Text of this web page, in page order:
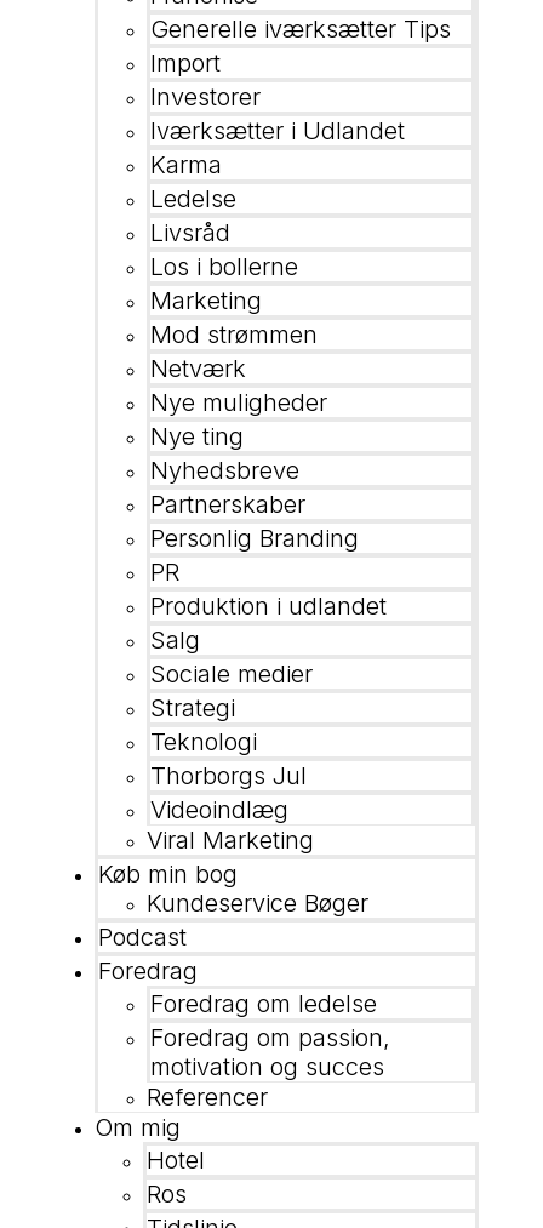
Generelle iværksætter Tips
Import
Investorer
Iværksætter i Udlandet
Karma
Ledelse
Livsråd
Los i bollerne
Marketing
Mod strømmen
Netværk
Nye muligheder
Nye ting
Nyhedsbreve
Partnerskaber
Personlig Branding
PR
Produktion i udlandet
Salg
Sociale medier
Strategi
Teknologi
Thorborgs Jul
Videoindlæg
Viral Marketing
Køb min bog
Kundeservice Bøger
Podcast
Foredrag
Foredrag om ledelse
Foredrag om passion,
motivation og succes
Referencer
Om mig
Hotel
Ros